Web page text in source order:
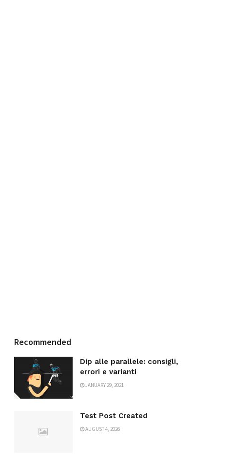
Recommended
Dip alle parallele: consigli,
errori e varianti
JANUARY 29, 2021
Test Post Created
AUGUST 4, 2026